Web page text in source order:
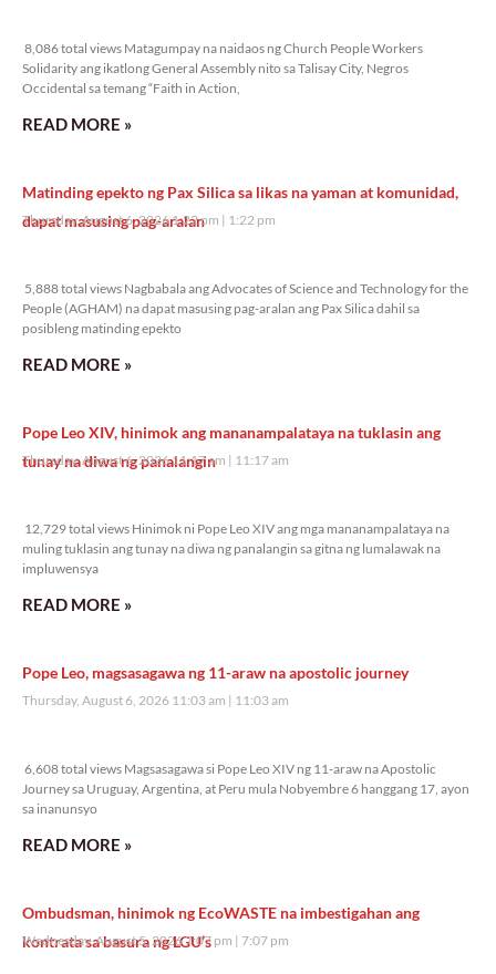
8,086 total views Matagumpay na naidaos ng Church People Workers
Solidarity ang ikatlong General Assembly nito sa Talisay City, Negros
Occidental sa temang “Faith in Action,
READ MORE »
Matinding epekto ng Pax Silica sa likas na yaman at komunidad,
dapat masusing pag-aralan
Thursday, August 6, 2026 1:22 pm 1:22 pm
5,888 total views Nagbabala ang Advocates of Science and Technology for the
People (AGHAM) na dapat masusing pag-aralan ang Pax Silica dahil sa
posibleng matinding epekto
READ MORE »
Pope Leo XIV, hinimok ang mananampalataya na tuklasin ang
tunay na diwa ng panalangin
Thursday, August 6, 2026 11:17 am 11:17 am
12,729 total views Hinimok ni Pope Leo XIV ang mga mananampalataya na
muling tuklasin ang tunay na diwa ng panalangin sa gitna ng lumalawak na
impluwensya
READ MORE »
Pope Leo, magsasagawa ng 11-araw na apostolic journey
Thursday, August 6, 2026 11:03 am 11:03 am
6,608 total views Magsasagawa si Pope Leo XIV ng 11-araw na Apostolic
Journey sa Uruguay, Argentina, at Peru mula Nobyembre 6 hanggang 17, ayon
sa inanunsyo
READ MORE »
Ombudsman, hinimok ng EcoWASTE na imbestigahan ang
kontrata sa basura ng LGU’s
Wednesday, August 5, 2026 7:07 pm 7:07 pm